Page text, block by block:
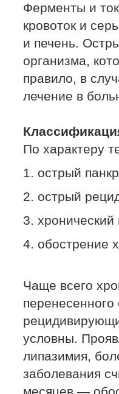
Ферменты и
кровоток и
и печень.
организма,
правило, в
лечение в
По характеру
1. острый
2. острый
3. хронический
4. обострение
Чаще всего
условны.
липазимия,
заболевания